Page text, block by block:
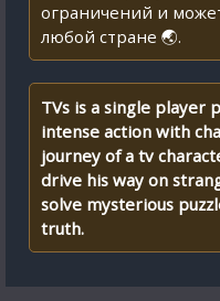
ограничений и
любой стране 🌏.
TVs is a single player
intense action with
journey of a tv
drive his way on
solve mysterious
truth.